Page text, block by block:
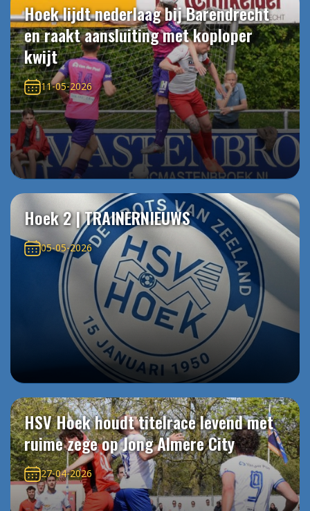
Hoek lijdt nederlaag bij Barendrecht
en raakt aansluiting met koploper
kwijt
11-05-2026
Hoek 2 | TRAINERNIEUWS
05-05-2026
HSV Hoek houdt titelrace levend met
ruime zege op Jong Almere City
27-04-2026